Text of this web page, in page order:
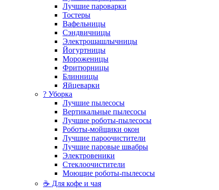
Лучшие пароварки
Тостеры
Вафельницы
Сэндвичницы
Электрошашлычницы
Йогуртницы
Мороженицы
Фритюрницы
Блинницы
Яйцеварки
? Уборка
Лучшие пылесосы
Вертикальные пылесосы
Лучшие роботы-пылесосы
Роботы-мойщики окон
Лучшие пароочистители
Лучшие паровые швабры
Электровеники
Стеклоочистители
Моющие роботы-пылесосы
☕ Для кофе и чая